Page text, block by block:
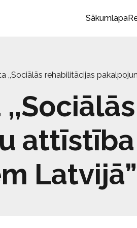
Sākumlapa
,,Sociālās rehabilitācijas